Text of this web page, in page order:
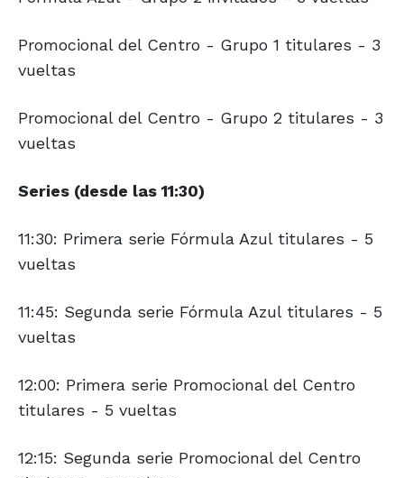
Promocional del Centro - Grupo 1 titulares - 3
vueltas
Promocional del Centro - Grupo 2 titulares - 3
vueltas
Series (desde las 11:30)
11:30: Primera serie Fórmula Azul titulares - 5
vueltas
11:45: Segunda serie Fórmula Azul titulares - 5
vueltas
12:00: Primera serie Promocional del Centro
titulares - 5 vueltas
12:15: Segunda serie Promocional del Centro